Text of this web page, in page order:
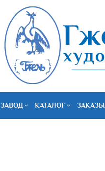
ЗАВОД КАТАЛОГ ЗАКАЗЫ